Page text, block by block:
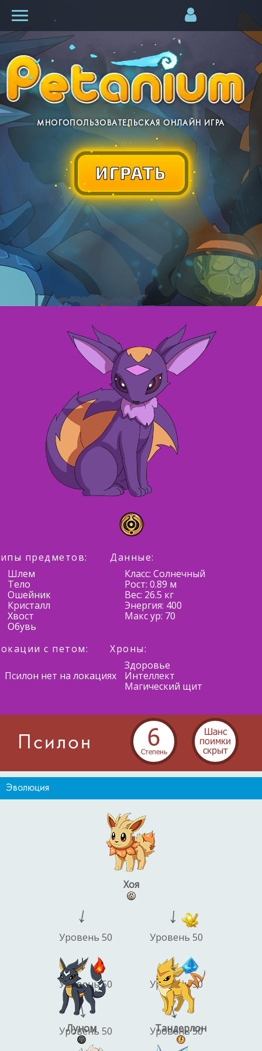
МНОГОПОЛЬЗОВАТЕЛЬСКАЯ ОНЛАЙН ИГРА
ИГРАТЬ
Данные:
Класс: Солнечный
Рост: 0.89 м
Вес: 26.5 кг
Энергия: 400
Макс ур: 70
предметов:
Шлем
Тело
Ошейник
Кристалл
Хвост
Обувь
Хроны:
Здоровье
Интеллект
Магический щит
с петом:
Псилон нет на локациях
Псилон 6
Cтепень
Шанс
поимки
скрыт
Эволюция
Хоя
→
Уровень 50
→
Уровень 50
→
Уровень 50
→
Уровень 50
→
Уровень 50
→
Уровень 50
Луном Тандерлон